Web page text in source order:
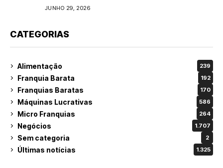
do varejo
JUNHO 29, 2026
CATEGORIAS
Alimentação 239
Franquia Barata 192
Franquias Baratas 170
Máquinas Lucrativas 586
Micro Franquias 264
Negócios 1.707
Sem categoria 2
Últimas notícias 1.325